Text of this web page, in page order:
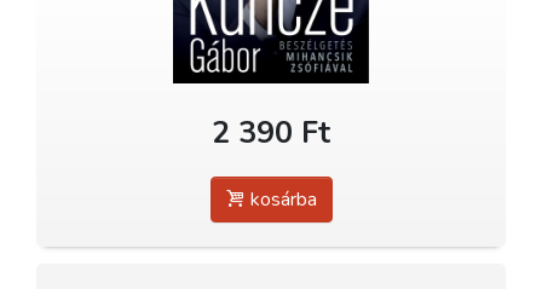
2 390 Ft
kosárba